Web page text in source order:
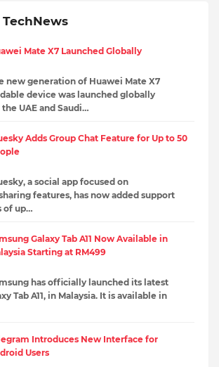
Mate X7 Launched Globally
new generation of Huawei Mate X7
device was launched globally
UAE and Saudi…
Adds Group Chat Feature for Up to 50
a social app focused on
features, has now added support
of up…
Galaxy Tab A11 Now Available in
Starting at RM499
has officially launched its latest
Tab A11, in Malaysia. It is available in
Introduces New Interface for
Users